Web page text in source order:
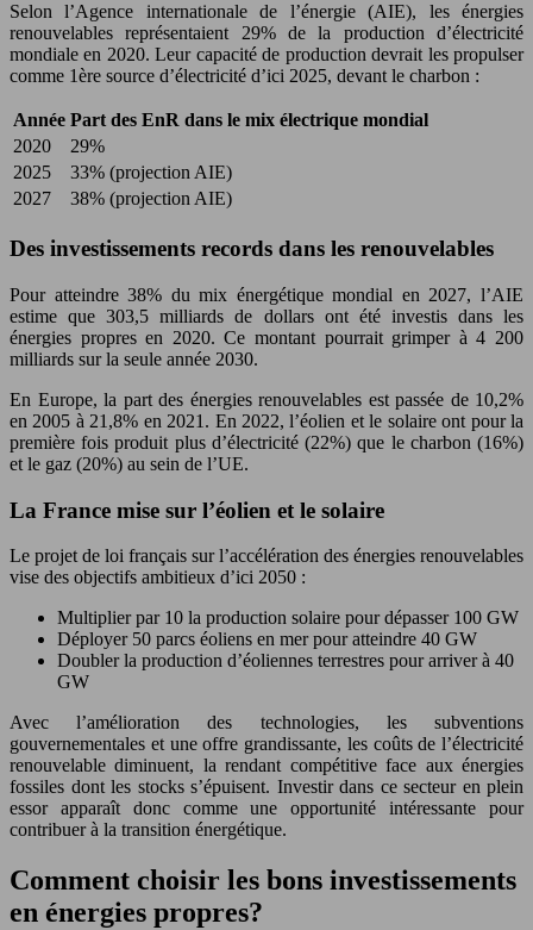
Selon l’Agence internationale de l’énergie (AIE), les énergies
renouvelables représentaient 29% de la production d’électricité
mondiale en 2020. Leur capacité de production devrait les propulser
comme 1ère source d’électricité d’ici 2025, devant le charbon :
Année Part des EnR dans le mix électrique mondial
2020
29%
2025
33% (projection AIE)
2027
38% (projection AIE)
Des investissements records dans les renouvelables
Pour atteindre 38% du mix énergétique mondial en 2027, l’AIE
estime que 303,5 milliards de dollars ont été investis dans les
énergies propres en 2020. Ce montant pourrait grimper à 4 200
milliards sur la seule année 2030.
En Europe, la part des énergies renouvelables est passée de 10,2%
en 2005 à 21,8% en 2021. En 2022, l’éolien et le solaire ont pour la
première fois produit plus d’électricité (22%) que le charbon (16%)
et le gaz (20%) au sein de l’UE.
La France mise sur l’éolien et le solaire
Le projet de loi français sur l’accélération des énergies renouvelables
vise des objectifs ambitieux d’ici 2050 :
Multiplier par 10 la production solaire pour dépasser 100 GW
Déployer 50 parcs éoliens en mer pour atteindre 40 GW
Doubler la production d’éoliennes terrestres pour arriver à 40
GW
Avec l’amélioration des technologies, les subventions
gouvernementales et une offre grandissante, les coûts de l’électricité
renouvelable diminuent, la rendant compétitive face aux énergies
fossiles dont les stocks s’épuisent. Investir dans ce secteur en plein
essor apparaît donc comme une opportunité intéressante pour
contribuer à la transition énergétique.
Comment choisir les bons investissements
en énergies propres?